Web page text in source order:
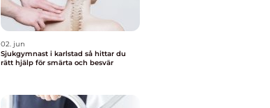
02. jun
Sjukgymnast i karlstad så hittar du
rätt hjälp för smärta och besvär